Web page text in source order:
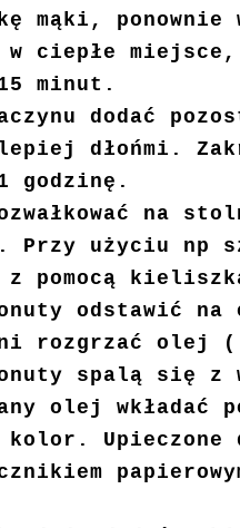
mąki, ponownie
ciepłe miejsce,
minut.
dodać
dłońmi.
godzinę.
na
Przy użyciu np
z pomocą
odstawić na
rozgrzać olej (
spalą się z
olej wkładać